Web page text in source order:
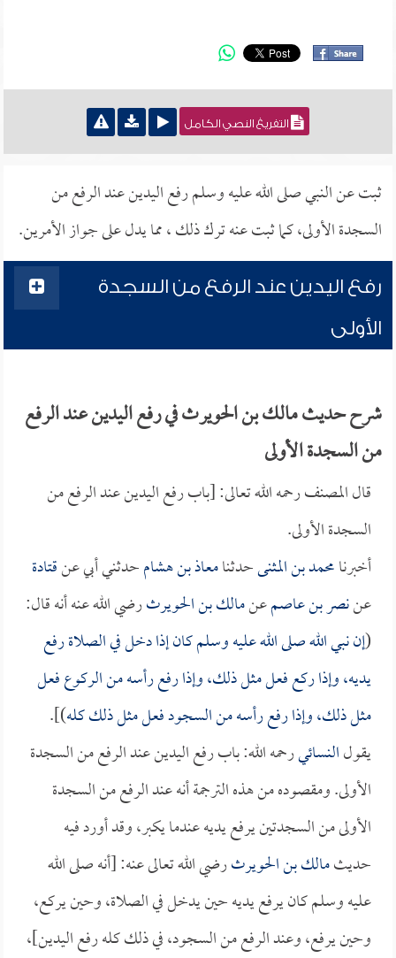
التفريغ النصي الكامل
ثبت عن النبي صلى الله عليه وسلم رفع اليدين عند الرفع من
السجدة الأولى، كما ثبت عنه ترك ذلك ، مما يدل على جواز الأمرين.
رفع اليدين عند الرفع من السجدة
الأولى
شرح حديث مالك بن الحويرث في رفع اليدين عند الرفع
من السجدة الأولى
قال المصنف رحمه الله تعالى: [باب رفع اليدين عند الرفع من
السجدة الأولى.
أخبرنامحمد بن المثنىحدثنامعاذ بن هشامحدثني أبي عنقتادة
عننصر بن عاصمعنمالك بن الحويرثرضي الله عنه أنه قال:
(إن نبي الله صلى الله عليه وسلم كان إذا دخل في الصلاة رفع
يديه، وإذا ركع فعل مثل ذلك، وإذا رفع رأسه من الركوع فعل
مثل ذلك، وإذا رفع رأسه من السجود فعل مثل ذلك كله)].
يقولالنسائيرحمه الله: باب رفع اليدين عند الرفع من السجدة
الأولى. ومقصوده من هذه الترجمة أنه عند الرفع من السجدة
الأولى من السجدتين يرفع يديه عندما يكبر، وقد أورد فيه
حديثمالك بن الحويرثرضي الله تعالى عنه: [أنه صلى الله
عليه وسلم كان يرفع يديه حين يدخل في الصلاة، وحين يركع،
وحين يرفع، وعند الرفع من السجود، في ذلك كله رفع اليدين]،